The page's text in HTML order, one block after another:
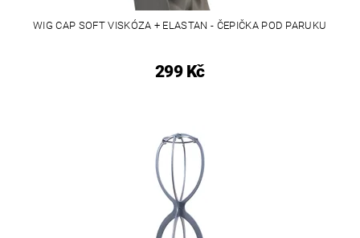
WIG CAP SOFT VISKÓZA + ELASTAN - ČEPIČKA POD PARUKU
299 Kč